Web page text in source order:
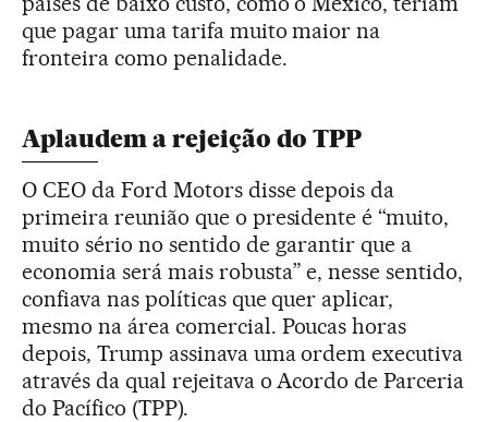
que pagar uma tarifa muito maior na
fronteira como penalidade.
Aplaudem a rejeição do TPP
O CEO da Ford Motors disse depois da
primeira reunião que o presidente é “muito,
muito sério no sentido de garantir que a
economia será mais robusta” e, nesse sentido,
confiava nas políticas que quer aplicar,
mesmo na área comercial. Poucas horas
depois, Trump assinava uma ordem executiva
através da qual rejeitava o Acordo de Parceria
do Pacífico (TPP).